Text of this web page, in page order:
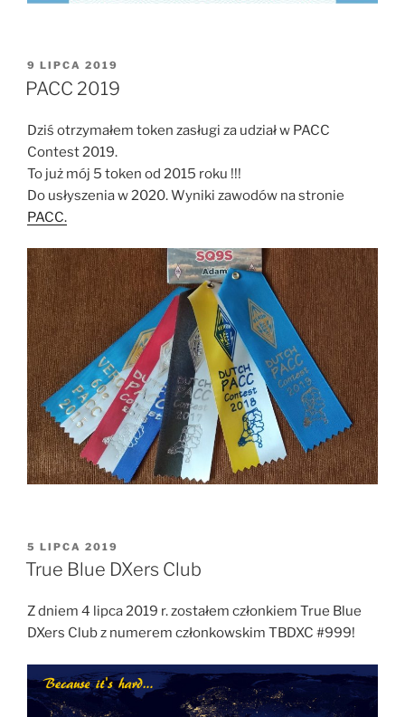
OPUBLIKOWANE
W
9 LIPCA 2019
PACC 2019
Dziś otrzymałem token zasługi za udział w PACC
Contest 2019.
To już mój 5 token od 2015 roku !!!
Do usłyszenia w 2020. Wyniki zawodów na stronie
PACC.
OPUBLIKOWANE
W
5 LIPCA 2019
True Blue DXers Club
Z dniem 4 lipca 2019 r. zostałem członkiem True Blue
DXers Club z numerem członkowskim TBDXC #999!